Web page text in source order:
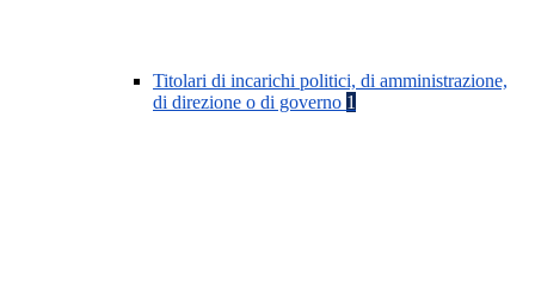
Titolari di incarichi politici, di amministrazione,
di direzione o di governo 1